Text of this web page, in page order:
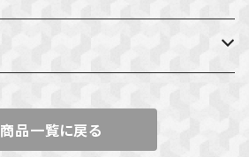
商品一覧に戻る